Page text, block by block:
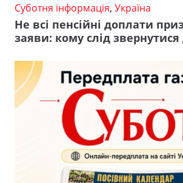
Суботня інформація, Україна
Не всі пенсійні доплати
заяви: кому слід